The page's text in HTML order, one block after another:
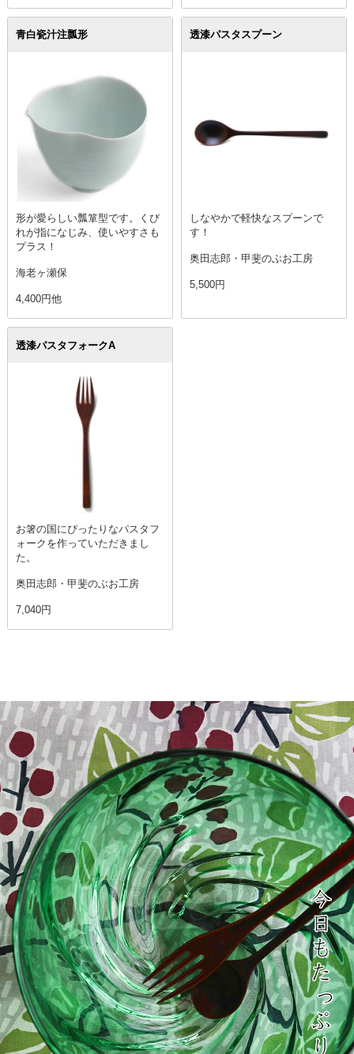
青白瓷汁注瓢形
形が愛らしい瓢箪型です。くび
れが指になじみ、使いやすさも
プラス！
海老ヶ瀬保
4,400円他
透漆パスタスプーン
しなやかで軽快なスプーンで
す！
奥田志郎・甲斐のぶお工房
5,500円
透漆パスタフォークA
お箸の国にぴったりなパスタフ
ォークを作っていただきまし
た。
奥田志郎・甲斐のぶお工房
7,040円